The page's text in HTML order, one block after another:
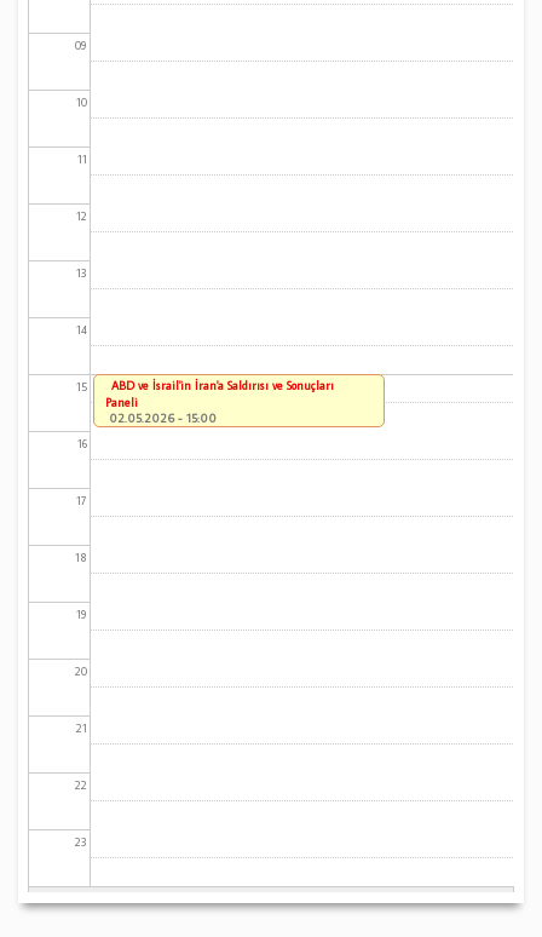
09
10
11
12
13
14
15
16
17
18
19
20
21
22
23
ABD ve İsrail'in İran'a Saldırısı ve Sonuçları
Paneli
02.05.2026 - 15:00